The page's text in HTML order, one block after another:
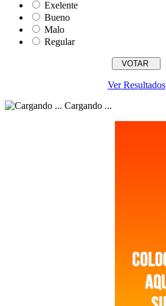
Exelente
Bueno
Malo
Regular
Ver Resultados
Cargando ...